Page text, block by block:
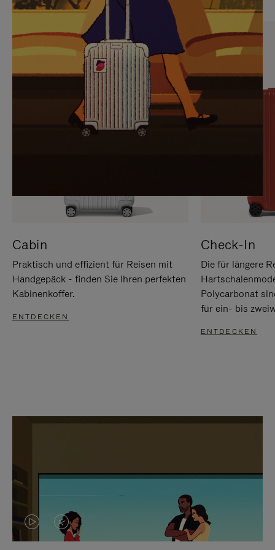
SIE,
UM
ANZUHALTEN
AUFHEBEN
DER
STUMMSCHALTUNG
Cabin
Praktisch und effizient für Reisen mit
Handgepäck - finden Sie Ihren perfekten
Kabinenkoffer.
ENTDECKEN
Check-In
Die für längere
Polycarbonat
für ein- bis
ENTDECKEN
DASVIDEO